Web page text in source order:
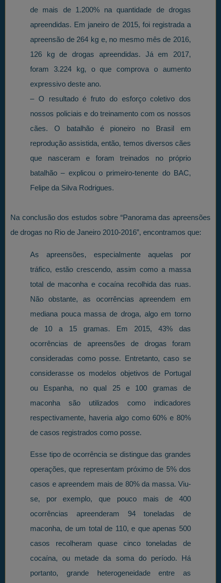
de mais de 1.200% na quantidade de drogas
apreendidas. Em janeiro de 2015, foi registrada a
apreensão de 264 kg e, no mesmo mês de 2016,
126 kg de drogas apreendidas. Já em 2017,
foram 3.224 kg, o que comprova o aumento
expressivo deste ano.
– O resultado é fruto do esforço coletivo dos
nossos policiais e do treinamento com os nossos
cães. O batalhão é pioneiro no Brasil em
reprodução assistida, então, temos diversos cães
que nasceram e foram treinados no próprio
batalhão – explicou o primeiro-tenente do BAC,
Felipe da Silva Rodrigues.
Na conclusão dos estudos sobre “Panorama das apreensões
de drogas no Rio de Janeiro 2010-2016”, encontramos que:
As apreensões, especialmente aquelas por
tráfico, estão crescendo, assim como a massa
total de maconha e cocaína recolhida das ruas.
Não obstante, as ocorrências apreendem em
mediana pouca massa de droga, algo em torno
de 10 a 15 gramas. Em 2015, 43% das
ocorrências de apreensões de drogas foram
consideradas como posse. Entretanto, caso se
considerasse os modelos objetivos de Portugal
ou Espanha, no qual 25 e 100 gramas de
maconha são utilizados como indicadores
respectivamente, haveria algo como 60% e 80%
de casos registrados como posse.
Esse tipo de ocorrência se distingue das grandes
operações, que representam próximo de 5% dos
casos e apreendem mais de 80% da massa. Viu-
se, por exemplo, que pouco mais de 400
ocorrências apreenderam 94 toneladas de
maconha, de um total de 110, e que apenas 500
casos recolheram quase cinco toneladas de
cocaína, ou metade da soma do período. Há
portanto, grande heterogeneidade entre as